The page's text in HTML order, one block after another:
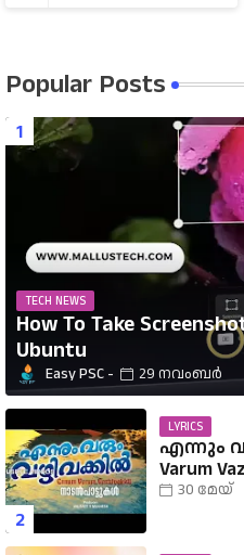
Popular Posts
TECH NEWS
How To Take
Ubuntu
Easy PSC 29 നവംബർ
LYRICS
എന്നും
Varum
30 മേയ്